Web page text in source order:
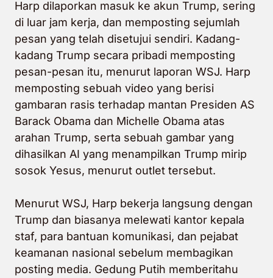
Harp dilaporkan masuk ke akun Trump, sering
di luar jam kerja, dan memposting sejumlah
pesan yang telah disetujui sendiri. Kadang-
kadang Trump secara pribadi memposting
pesan-pesan itu, menurut laporan WSJ. Harp
memposting sebuah video yang berisi
gambaran rasis terhadap mantan Presiden AS
Barack Obama dan Michelle Obama atas
arahan Trump, serta sebuah gambar yang
dihasilkan AI yang menampilkan Trump mirip
sosok Yesus, menurut outlet tersebut.
Menurut WSJ, Harp bekerja langsung dengan
Trump dan biasanya melewati kantor kepala
staf, para bantuan komunikasi, dan pejabat
keamanan nasional sebelum membagikan
posting media. Gedung Putih memberitahu